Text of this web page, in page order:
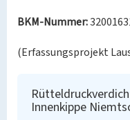
BKM-Nummer:
(Erfassungsprojekt
Innenkippe